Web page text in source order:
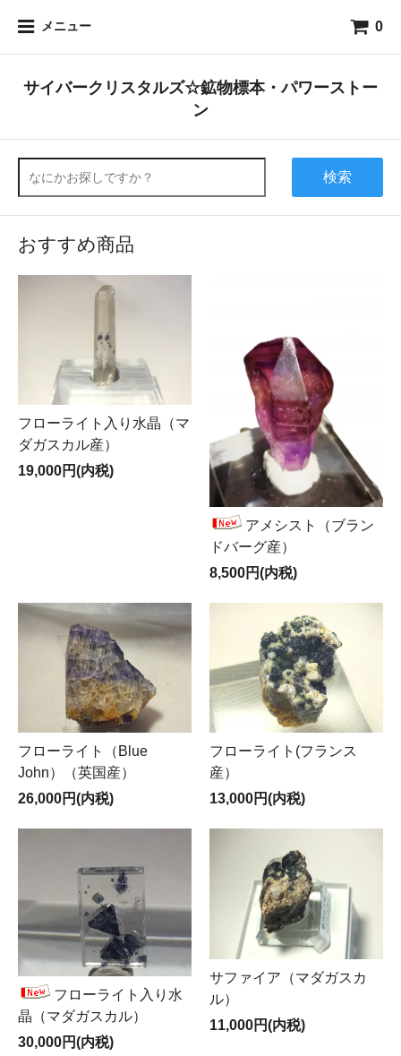
メニュー 0
サイバークリスタルズ☆鉱物標本・パワーストー
ン
検索
おすすめ商品
フローライト入り水晶（マ
ダガスカル産）
19,000円(内税)
アメシスト（ブラン
ドバーグ産）
8,500円(内税)
フローライト（Blue
John）（英国産）
26,000円(内税)
フローライト(フランス
産）
13,000円(内税)
フローライト入り水
晶（マダガスカル）
30,000円(内税)
サファイア（マダガスカ
ル）
11,000円(内税)